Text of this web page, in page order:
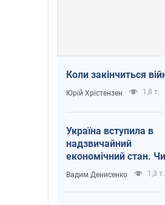
Коли закінчиться
Юрій Хрістензен 1,8 т.
Україна вступила в
надзвичайний
економічний стан.
світло вкінці тунелю?
Вадим Денисенко 1,3 т.